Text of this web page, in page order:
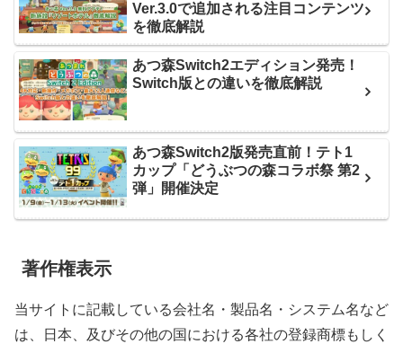
Ver.3.0で追加される注目コンテンツ
を徹底解説
あつ森Switch2エディション発売！
Switch版との違いを徹底解説
あつ森Switch2版発売直前！テト1
カップ「どうぶつの森コラボ祭 第2
弾」開催決定
著作権表示
当サイトに記載している会社名・製品名・システム名など
は、日本、及びその他の国における各社の登録商標もしく